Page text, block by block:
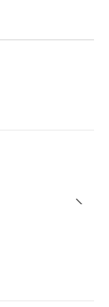
alternativa
durante el día.
y 3200. Esto
para